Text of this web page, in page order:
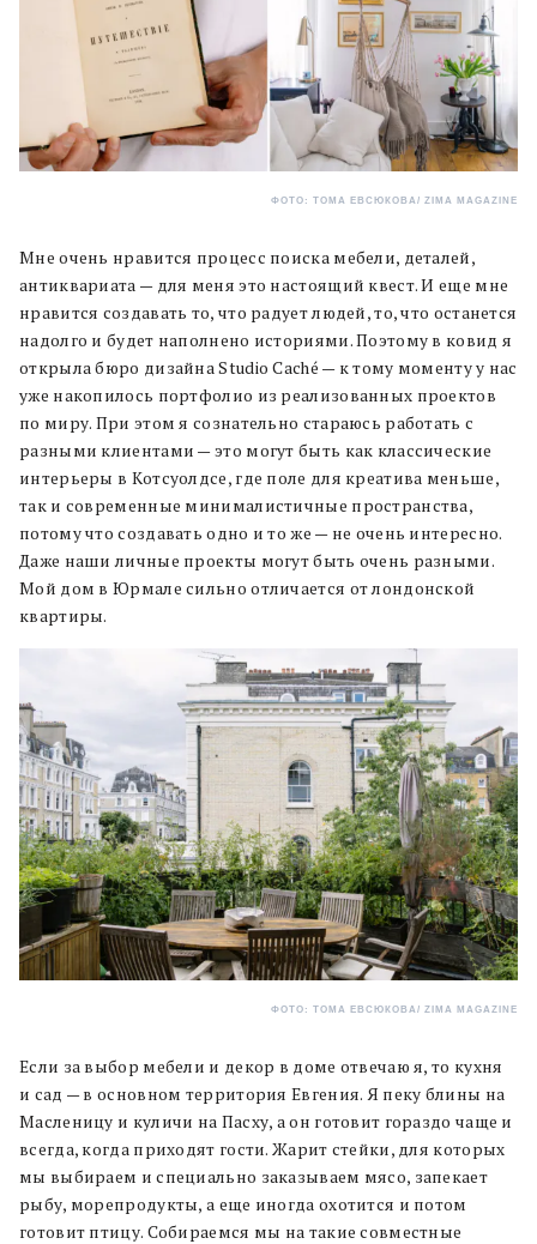
ФОТО: ТОМА ЕВСЮКОВА/ ZIMA MAGAZINE
Мне очень нравится процесс поиска мебели, деталей,
антиквариата — для меня это настоящий квест. И еще мне
нравится создавать то, что радует людей, то, что останется
надолго и будет наполнено историями. Поэтому в ковид я
открыла бюро дизайна Studio Caché — к тому моменту у нас
уже накопилось портфолио из реализованных проектов
по миру. При этом я сознательно стараюсь работать с
разными клиентами — это могут быть как классические
интерьеры в Котсуолдсе, где поле для креатива меньше,
так и современные минималистичные пространства,
потому что создавать одно и то же — не очень интересно.
Даже наши личные проекты могут быть очень разными.
Мой дом в Юрмале сильно отличается от лондонской
квартиры.
ФОТО: ТОМА ЕВСЮКОВА/ ZIMA MAGAZINE
Если за выбор мебели и декор в доме отвечаю я, то кухня
и сад — в основном территория Евгения. Я пеку блины на
Масленицу и куличи на Пасху, а он готовит гораздо чаще и
всегда, когда приходят гости. Жарит стейки, для которых
мы выбираем и специально заказываем мясо, запекает
рыбу, морепродукты, а еще иногда охотится и потом
готовит птицу. Собираемся мы на такие совместные